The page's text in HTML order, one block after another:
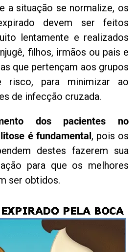
a situação se normalize, os
devem ser feitos
lentamente e realizados
filhos, irmãos ou pais e
que pertençam aos grupos
risco, para minimizar ao
de infecção cruzada.
dos pacientes no
é fundamental, pois os
destes fazerem sua
para que os melhores
ser obtidos.